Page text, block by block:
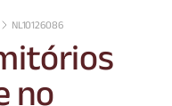
NL10126086